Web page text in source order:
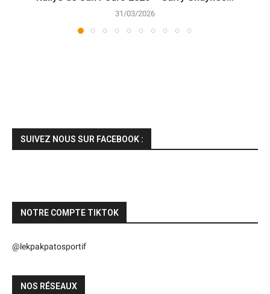
31/03/2026
SUIVEZ NOUS SUR FACEBOOK :
NOTRE COMPTE TIKTOK
@lekpakpatosportif
NOS RÉSEAUX